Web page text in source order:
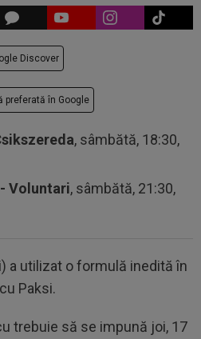
Discover
preferată în Google
, sâmbătă, 18:30,
Voluntari, sâmbătă, 21:30,
a utilizat o formulă inedită în
Paksi.
trebuie să se impună joi, 17